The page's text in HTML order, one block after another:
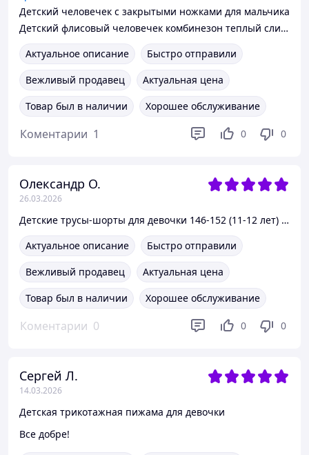
Детский человечек с закрытыми ножками для мальчика
Детский флисовый человечек комбинезон теплый слип для мальчика
Актуальное описание
Быстро отправили
Вежливый продавец
Актуальная цена
Товар был в наличии
Хорошее обслуживание
Коментарии 1 0 0
Олександр О.
26.03.2026
Детские трусы-шорты для девочки 146-152 (11-12 лет) набор 3 шт
Актуальное описание
Быстро отправили
Вежливый продавец
Актуальная цена
Товар был в наличии
Хорошее обслуживание
Коментарии 0 0 0
Сергей Л.
14.03.2026
Детская трикотажная пижама для девочки
Все добре!